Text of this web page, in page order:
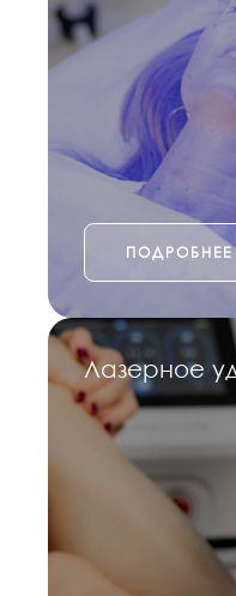
ПОДРОБНЕЕ
Лазерное